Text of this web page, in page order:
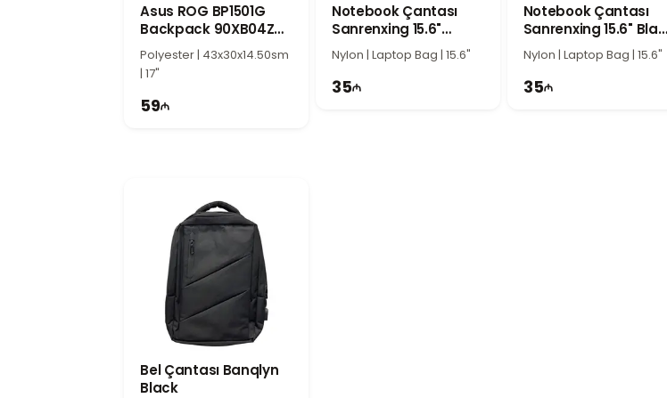
Trust 16" Eco Blue 24448 funksionallıq, rahatlıq və ekoloji dizaynı birləşdirən
istifadədə rahatlıq əldə etmək istəyən istifadəçilər üçün bu model ideal seçimdir.
Asus ROG BP1501G
Backpack 90XB04ZN-
BBP020
Polyester | 43x30x14.50sm
| 17"
59
Notebook Çantası
Sanrenxing 15.6"
Wizard
Nylon | Laptop Bag | 15.6"
35
Notebook Çantası
Sanrenxing 15.6" Black
Truffle
Nylon | Laptop Bag | 15.6"
35
Bel Çantası Banqlyn
Black